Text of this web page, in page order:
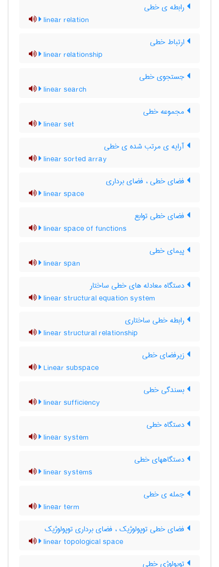
رابطه ی خطی
linear relation
ارتباط خطی
linear relationship
جستجوی خطی
linear search
مجموعه خطی
linear set
آرایه ی مرتب شده ی خطی
linear sorted array
فضای خطی ، فضای برداری
linear space
فضای خطی توابع
linear space of functions
پیمای خطی
linear span
دستگاه معادله های خطی ساختار
linear structural equation system
رابطه خطی ساختاری
linear structural relationship
زیرفضای خطی
Linear subspace
بسندگی خطی
linear sufficiency
دستگاه خطی
linear system
دستگاههای خطی
linear systems
جمله ی خطی
linear term
فضای خطی توپولوژیک ، فضای برداری توپولوژیک
linear topological space
توپولوژی خطی